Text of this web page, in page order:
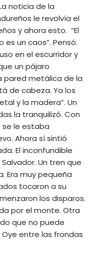
noticia de la
le revolvía el
y ahora esto. “El
un caos”. Pensó.
en el escurridor y
un pájaro
metálica de la
de cabeza. Ya los
y la madera”. Un
la tranquilizó. Con
se le estaba
Ahora sí sintió
El inconfundible
Un tren que
Era muy pequeña
tocaron a su
los disparos.
por el monte. Otra
que no puede
Oye entre las frondas